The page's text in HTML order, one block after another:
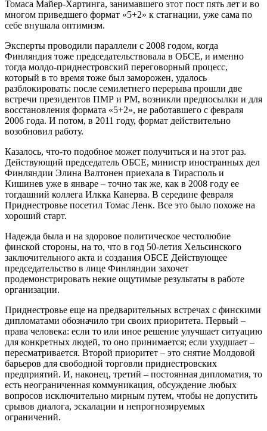
Томаса Майер-Хартинга, занимавшего этот пост пять лет и во
многом приведшего формат «5+2» к стагнации, уже сама по
себе внушала оптимизм.
Эксперты проводили параллели с 2008 годом, когда
Финляндия тоже председательствовала в ОБСЕ, и именно
тогда молдо-приднестровский переговорный процесс,
который в то время тоже был заморожен, удалось
разблокировать: после семилетнего перерыва прошли две
встречи президентов ПМР и РМ, возникли предпосылки и для
восстановления формата «5+2», не работавшего с февраля
2006 года. И потом, в 2011 году, формат действительно
возобновил работу.
Казалось, что-то подобное может получиться и на этот раз.
Действующий председатель ОБСЕ, министр иностранных дел
Финляндии Элина Валтонен приехала в Тирасполь и
Кишинев уже в январе – точно так же, как в 2008 году ее
тогдашний коллега Илкка Канерва. В середине февраля
Приднестровье посетил Томас Ленк. Все это было похоже на
хороший старт.
Надежда была и на здоровое политическое честолюбие
финской стороны, на то, что в год 50-летия Хельсинского
заключительного акта и создания ОБСЕ Действующее
председательство в лице Финляндии захочет
продемонстрировать некие ощутимые результаты в работе
организации.
Приднестровье еще на предварительных встречах с финскими
дипломатами обозначило три своих приоритета. Первый –
права человека: если то или иное решение улучшает ситуацию
для конкретных людей, то оно принимается; если ухудшает –
пересматривается. Второй приоритет – это снятие Молдовой
барьеров для свободной торговли приднестровских
предприятий. И, наконец, третий – постоянная дипломатия, то
есть неограниченная коммуникация, обсуждение любых
вопросов исключительно мирным путем, чтобы не допустить
срывов диалога, эскалации и непрогнозируемых
ограничений.